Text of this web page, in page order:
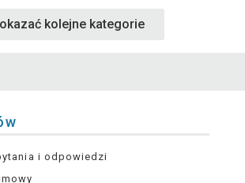
kolejne kategorie
i odpowiedzi